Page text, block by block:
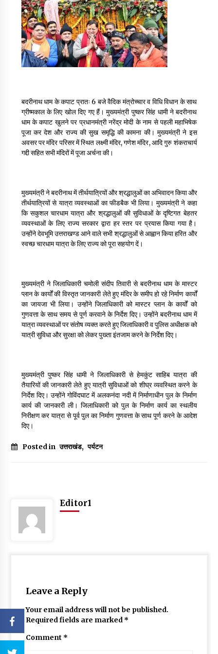
May 16, 2022
Thought Of The Day 14 May
May 14, 2022
Thought Of The Day 12 May
May 12, 2022
Thought Of The Day 10 May
May 10, 2022
बदरीनाथ धाम के कपाट प्रातः 6 बजे वैदिक मंत्रोच्चार व विधि विधान के साथ
ग्रीष्मकाल के लिए खोल दिए गए हैं। मुख्यमंत्री पुष्कर सिंह धामी ने बदरीनाथ
धाम के कपाट खुलने पर प्रधानमंत्री नरेंद्र मोदी के नाम से पहली महाभिषेक
पूजा कर देश और राज्य की सुख समृद्धि की कामना की। मुख्यमंत्री ने इस
अवसर पर मंदिर परिसर में स्थित लक्ष्मी मंदिर, गणेश मंदिर, आदि गुरु शंकराचार्य
गद्दी सहित सभी मंदिरों में पूजा अर्चना की।
मुख्यमंत्री ने बदरीनाथ में तीर्थयात्रियों और श्रद्धालुओं का अभिवादन किया और
तीर्थयात्रियों से यात्रा व्यवस्थाओं का फीडबैक भी लिया। मुख्यमंत्री ने कहा
कि सकुशल चारधाम यात्रा और श्रद्धालुओं की सुविधाओं के दृष्टिगत बेहतर
व्यवस्थाओं के लिए राज्य सरकार द्वारा हर स्तर पर प्रयास किया गया है।
उन्होंने देवभूमि उत्तराखण्ड आने वाले सभी श्रद्धालुओं से आह्वान किया हरित और
स्वच्छ चारधाम यात्रा के लिए राज्य को पूरा सहयोग दें।
मुख्यमंत्री ने जिलाधिकारी चमोली संदीप तिवारी से बदरीनाथ धाम के मास्टर
प्लान के कार्यों की विस्तृत जानकारी लेते हुए मंदिर के समीप हो रहे निर्माण कार्यों
का जायजा भी लिया। उन्होंने जिलाधिकारी को मास्टर प्लान के कार्यों को
गुणवत्ता के साथ समय से पूर्ण करवाने के निर्देश दिए। उन्होंने बदरीनाथ धाम में
यात्रा व्यवस्थाओं पर संतोष व्यक्त करते हुए जिलाधिकारी व पुलिस अधीक्षक को
यात्री सुविधा और सुरक्षा को लेकर पुख्ता इंतजाम करने के निर्देश दिए।
मुख्यमंत्री पुष्कर सिंह धामी ने जिलाधिकारी से हेमकुंट साहिब यात्रा की
तैयारियों की जानकारी लेते हुए यात्री सुविधाओं को शीघ्र व्यवस्थित करने के
निर्देश दिए। उन्होंने गोविंदघाट में अलकनंदा नदी में निर्माणाधीन पुल के निर्माण
कार्य की जानकारी ली। जिलाधिकारी को पुल के निर्माण कार्य का स्थलीय
निरीक्षण कर यात्रा से पूर्व पुल का निर्माण गुणवत्ता के साथ पूर्ण करने के आदेश
दिए।
Posted in उत्तराखंड, पर्यटन
Editor1
Leave a Reply
Your email address will not be published.
Required fields are marked *
Comment *